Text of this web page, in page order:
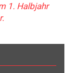
1. Halbjahr